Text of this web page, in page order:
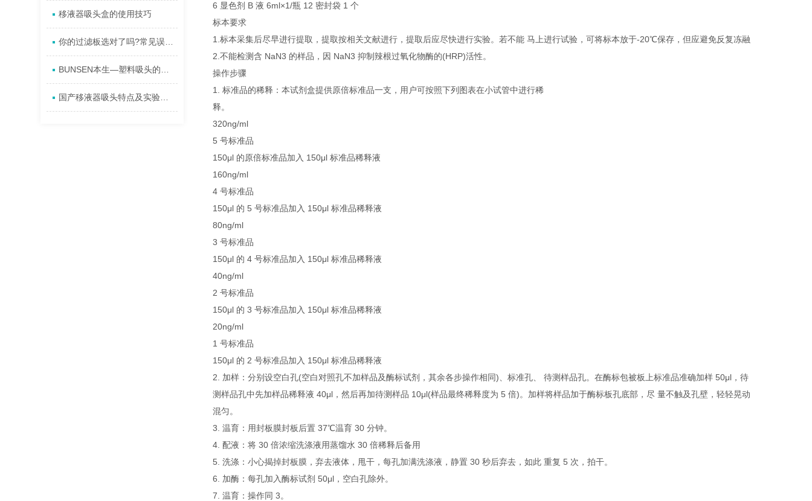
移液器吸头盒的使用技巧
6 显色剂 B 液 6ml×1/瓶 12 密封袋 1 个
标本要求
1.标本采集后尽早进行提取，提取按相关文献进行，提取后应尽快进行实验。若不能 马上进行试验，可将标本放于-20℃保存，但应避免反复冻融
2.不能检测含 NaN3 的样品，因 NaN3 抑制辣根过氧化物酶的(HRP)活性。
操作步骤
1. 标准品的稀释：本试剂盒提供原倍标准品一支，用户可按照下列图表在小试管中进行稀
释。
320ng/ml
5 号标准品
150μl 的原倍标准品加入 150μl 标准品稀释液
160ng/ml
4 号标准品
150μl 的 5 号标准品加入 150μl 标准品稀释液
80ng/ml
3 号标准品
150μl 的 4 号标准品加入 150μl 标准品稀释液
40ng/ml
2 号标准品
150μl 的 3 号标准品加入 150μl 标准品稀释液
20ng/ml
1 号标准品
150μl 的 2 号标准品加入 150μl 标准品稀释液
2. 加样：分别设空白孔(空白对照孔不加样品及酶标试剂，其余各步操作相同)、标准孔、 待测样品孔。在酶标包被板上标准品准确加样 50μl，待
测样品孔中先加样品稀释液 40μl，然后再加待测样品 10μl(样品最终稀释度为 5 倍)。加样将样品加于酶标板孔底部，尽 量不触及孔壁，轻轻晃动
混匀。
3. 温育：用封板膜封板后置 37℃温育 30 分钟。
4. 配液：将 30 倍浓缩洗涤液用蒸馏水 30 倍稀释后备用
5. 洗涤：小心揭掉封板膜，弃去液体，甩干，每孔加满洗涤液，静置 30 秒后弃去，如此 重复 5 次，拍干。
6. 加酶：每孔加入酶标试剂 50μl，空白孔除外。
7. 温育：操作同 3。